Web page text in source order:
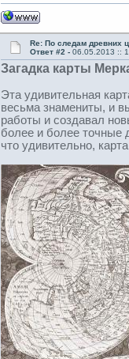
Re: По следам древних
Ответ #2 - 06.05.2013 ::
Загадка карты
Эта удивительная
весьма знамениты, и
работы и создавал
более и более точные
что удивительно,